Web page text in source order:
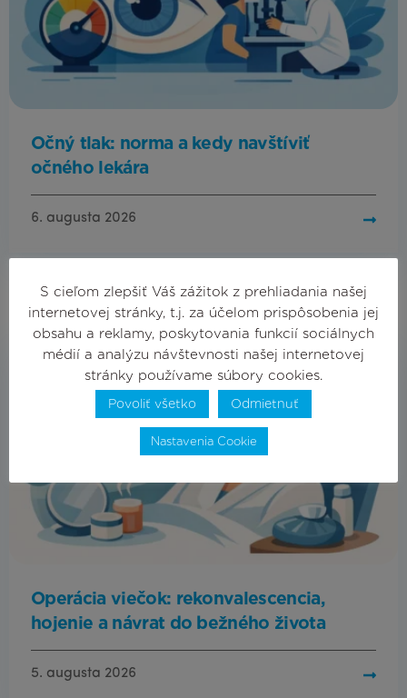
Očný tlak: norma a kedy navštíviť
očného lekára
6. augusta 2026
Operácia viečok: rekonvalescencia,
hojenie a návrat do bežného života
5. augusta 2026
S cieľom zlepšiť Váš zážitok z prehliadania našej
internetovej stránky, t.j. za účelom prispôsobenia jej
obsahu a reklamy, poskytovania funkcií sociálnych
médií a analýzu návštevnosti našej internetovej
stránky používame súbory cookies.
Povoliť všetko Odmietnuť
Nastavenia Cookie